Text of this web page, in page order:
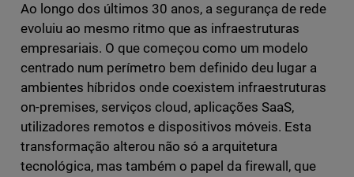
Ao longo dos últimos 30 anos, a segurança de rede
evoluiu ao mesmo ritmo que as infraestruturas
empresariais. O que começou como um modelo
centrado num perímetro bem definido deu lugar a
ambientes híbridos onde coexistem infraestruturas
on-premises, serviços cloud, aplicações SaaS,
utilizadores remotos e dispositivos móveis. Esta
transformação alterou não só a arquitetura
tecnológica, mas também o papel da firewall, que